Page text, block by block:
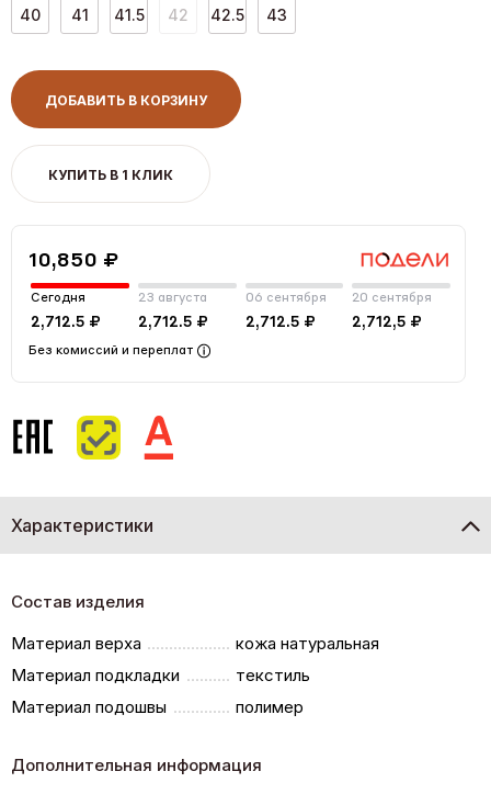
40 41 41.5 42 42.5 43
ДОБАВИТЬ В КОРЗИНУ
КУПИТЬ В 1 КЛИК
10,850 ₽
Сегодня
2,712.5 ₽
23 августа
2,712.5 ₽
06 сентября
2,712.5 ₽
20 сентября
2,712,5 ₽
Без комиссий и переплат
Характеристики
Состав изделия
Материал верха
кожа натуральная
Материал подкладки
текстиль
Материал подошвы
полимер
Дополнительная информация